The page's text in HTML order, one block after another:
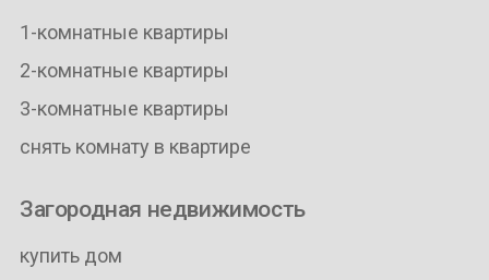
1-комнатные квартиры
2-комнатные квартиры
3-комнатные квартиры
снять комнату в квартире
Загородная недвижимость
купить дом